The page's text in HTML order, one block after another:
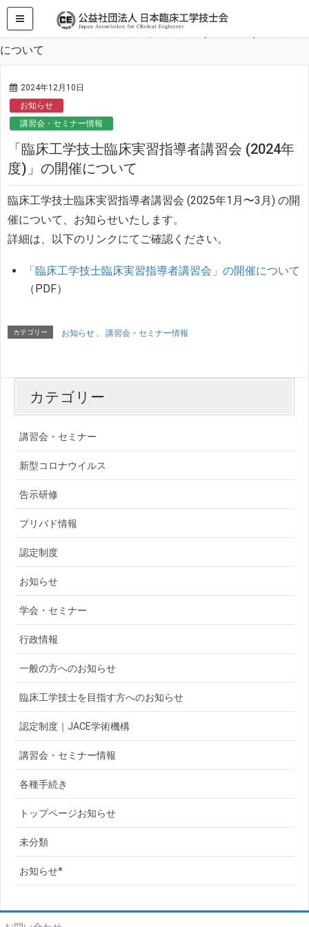
HOME
お知らせ
「臨床工学技士臨床実習指導者講習会 (2024年度)」の開催
について
2024年12月10日
お知らせ
講習会・セミナー情報
「臨床工学技士臨床実習指導者講習会 (2024年
度)」の開催について
臨床工学技士臨床実習指導者講習会 (2025年1月〜3月) の開
催について、お知らせいたします。
詳細は、以下のリンクにてご確認ください。
「臨床工学技士臨床実習指導者講習会」の開催について
（PDF）
カテゴリー お知らせ 講習会・セミナー情報
カテゴリー
講習会・セミナー
新型コロナウイルス
告示研修
プリバド情報
認定制度
お知らせ
学会・セミナー
行政情報
一般の方へのお知らせ
臨床工学技士を目指す方へのお知らせ
認定制度｜JACE学術機構
講習会・セミナー情報
各種手続き
トップページお知らせ
未分類
お知らせ*